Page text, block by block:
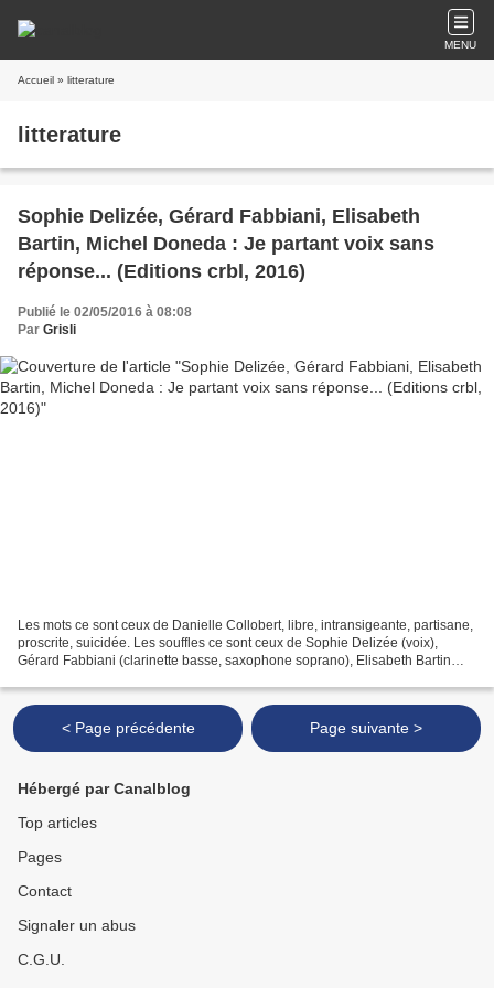
MENU
Accueil » litterature
litterature
Sophie Delizée, Gérard Fabbiani, Elisabeth
Bartin, Michel Doneda : Je partant voix sans
réponse... (Editions crbl, 2016)
Publié le 02/05/2016 à 08:08
Par Grisli
Les mots ce sont ceux de Danielle Collobert, libre, intransigeante, partisane,
proscrite, suicidée. Les souffles ce sont ceux de Sophie Delizée (voix),
Gérard Fabbiani (clarinette basse, saxophone soprano), Elisabeth Bartin
< Page précédente Page suivante >
Hébergé par Canalblog
Top articles
Pages
Contact
Signaler un abus
C.G.U.